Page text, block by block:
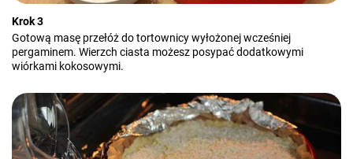
Krok 3
Gotową masę przełóż do tortownicy wyłożonej wcześniej
pergaminem. Wierzch ciasta możesz posypać dodatkowymi
wiórkami kokosowymi.